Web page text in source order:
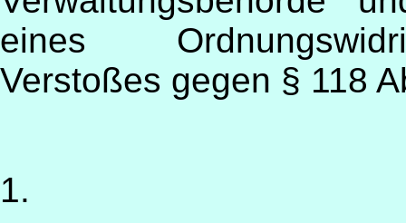
eines
Verstoßes gegen § 118
1.